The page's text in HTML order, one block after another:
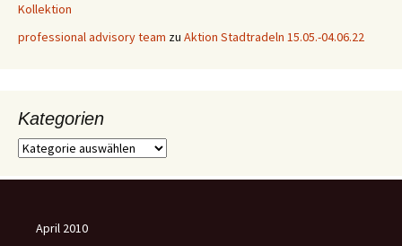
Kollektion
professional advisory team zu Aktion Stadtradeln 15.05.-04.06.22
Kategorien
Kategorien
April 2010